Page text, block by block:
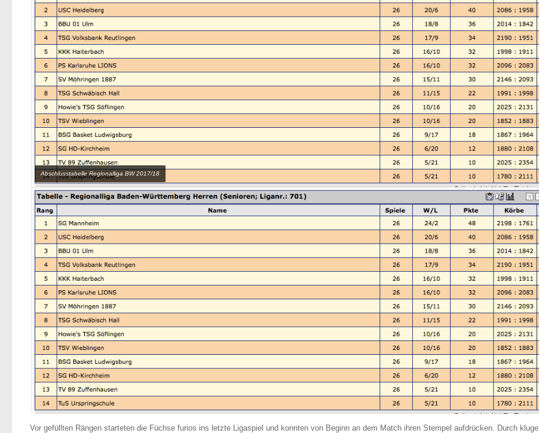
Abschlusstabelle Regionalliga BW 2017/18
Vor gefüllten Rängen starteten die Füchse furios ins letzte Ligaspiel und konnten von Beginn an dem Match ihren Stempel aufdrücken. Durch kluge